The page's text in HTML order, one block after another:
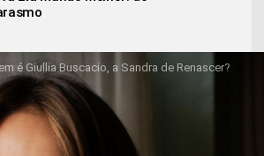
é Giullia Buscacio, a Sandra de Renascer?